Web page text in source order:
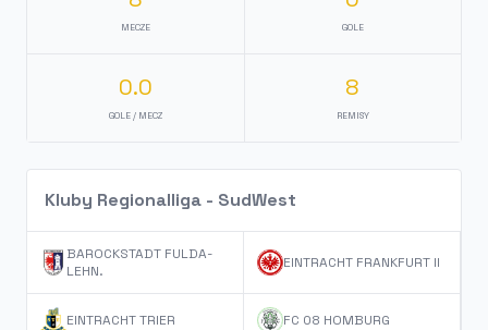
MECZE GOLE
0.0
GOLE / MECZ
8
REMISY
Kluby Regionalliga - SudWest
BAROCKSTADT FULDA-
LEHN.
EINTRACHT FRANKFURT II
EINTRACHT TRIER FC 08 HOMBURG